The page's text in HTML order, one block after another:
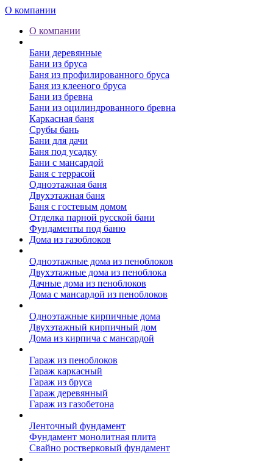
О компании
О компании
Бани деревянные
Бани из бруса
Баня из профилированного бруса
Баня из клееного бруса
Бани из бревна
Бани из оцилиндрованного бревна
Каркасная баня
Срубы бань
Бани для дачи
Баня под усадку
Бани с мансардой
Баня с террасой
Одноэтажная баня
Двухэтажная баня
Баня с гостевым домом
Отделка парной русской бани
Фундаменты под баню
Дома из газоблоков
Одноэтажные дома из пеноблоков
Двухэтажные дома из пеноблока
Дачные дома из пеноблоков
Дома с мансардой из пеноблоков
Одноэтажные кирпичные дома
Двухэтажный кирпичный дом
Дома из кирпича с мансардой
Гараж из пеноблоков
Гараж каркасный
Гараж из бруса
Гараж деревянный
Гараж из газобетона
Ленточный фундамент
Фундамент монолитная плита
Свайно ростверковый фундамент